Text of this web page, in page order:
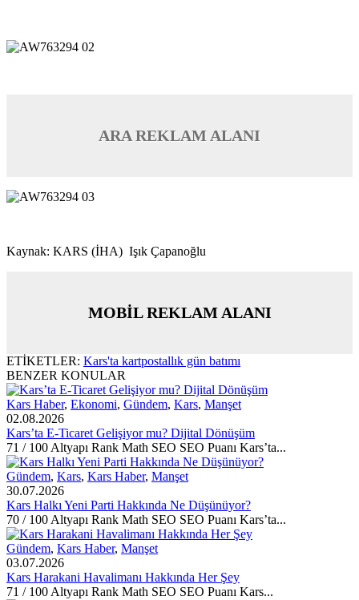
ARA REKLAM ALANI
Kaynak: KARS (İHA) Işık Çapanoğlu
MOBİL REKLAM ALANI
ETİKETLER: Kars'ta kartpostallık gün batımı
BENZER KONULAR
Kars Haber, Ekonomi, Gündem, Kars, Manşet
02.08.2026
Kars’ta E-Ticaret Gelişiyor mu? Dijital Dönüşüm
71 / 100 Altyapı Rank Math SEO SEO Puanı Kars’ta...
Gündem, Kars, Kars Haber, Manşet
30.07.2026
Kars Halkı Yeni Parti Hakkında Ne Düşünüyor?
70 / 100 Altyapı Rank Math SEO SEO Puanı Kars’ta...
Gündem, Kars Haber, Manşet
03.07.2026
Kars Harakani Havalimanı Hakkında Her Şey
71 / 100 Altyapı Rank Math SEO SEO Puanı Kars...